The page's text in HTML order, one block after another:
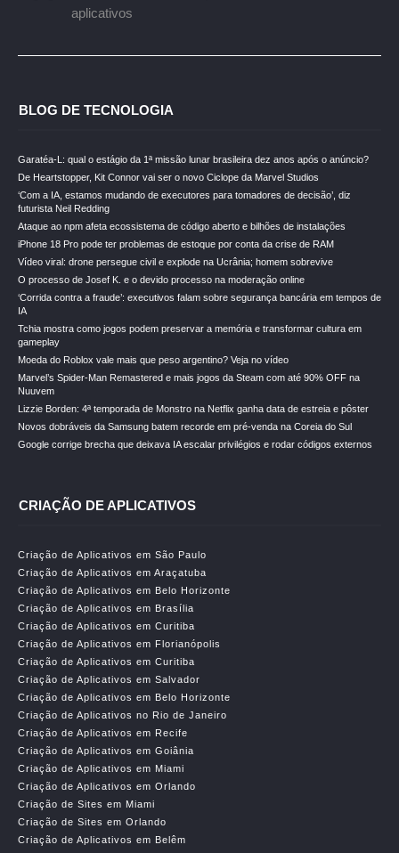
aplicativos
BLOG DE TECNOLOGIA
Garatéa-L: qual o estágio da 1ª missão lunar brasileira dez anos após o anúncio?
De Heartstopper, Kit Connor vai ser o novo Ciclope da Marvel Studios
‘Com a IA, estamos mudando de executores para tomadores de decisão’, diz
futurista Neil Redding
Ataque ao npm afeta ecossistema de código aberto e bilhões de instalações
iPhone 18 Pro pode ter problemas de estoque por conta da crise de RAM
Vídeo viral: drone persegue civil e explode na Ucrânia; homem sobrevive
O processo de Josef K. e o devido processo na moderação online
‘Corrida contra a fraude’: executivos falam sobre segurança bancária em tempos de
IA
Tchia mostra como jogos podem preservar a memória e transformar cultura em
gameplay
Moeda do Roblox vale mais que peso argentino? Veja no vídeo
Marvel’s Spider-Man Remastered e mais jogos da Steam com até 90% OFF na
Nuuvem
Lizzie Borden: 4ª temporada de Monstro na Netflix ganha data de estreia e pôster
Novos dobráveis da Samsung batem recorde em pré-venda na Coreia do Sul
Google corrige brecha que deixava IA escalar privilégios e rodar códigos externos
CRIAÇÃO DE APLICATIVOS
Criação de Aplicativos em São Paulo
Criação de Aplicativos em Araçatuba
Criação de Aplicativos em Belo Horizonte
Criação de Aplicativos em Brasília
Criação de Aplicativos em Curitiba
Criação de Aplicativos em Florianópolis
Criação de Aplicativos em Curitiba
Criação de Aplicativos em Salvador
Criação de Aplicativos em Belo Horizonte
Criação de Aplicativos no Rio de Janeiro
Criação de Aplicativos em Recife
Criação de Aplicativos em Goiânia
Criação de Aplicativos em Miami
Criação de Aplicativos em Orlando
Criação de Sites em Miami
Criação de Sites em Orlando
Criação de Aplicativos em Belêm